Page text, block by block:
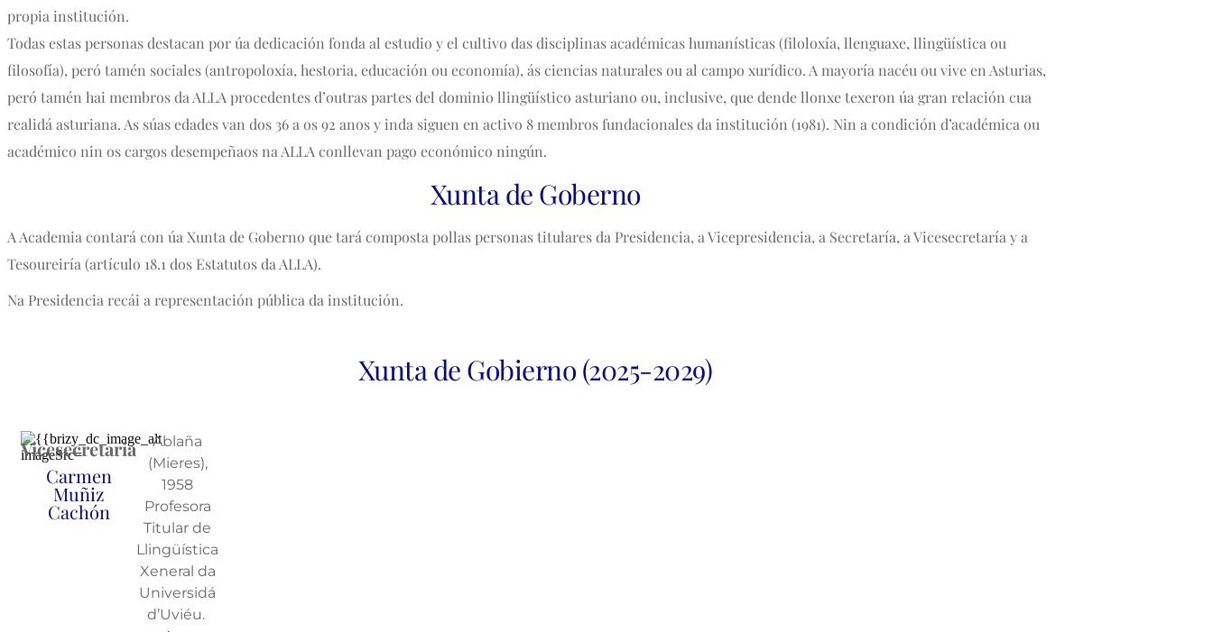
propia institución.
Todas estas personas destacan por úa dedicación fonda al estudio y el cultivo das disciplinas académicas humanísticas (filoloxía, llenguaxe, llingüística ou
filosofía), peró tamén sociales (antropoloxía, hestoria, educación ou economía), ás ciencias naturales ou al campo xurídico. A mayoría nacéu ou vive en Asturias,
peró tamén hai membros da ALLA procedentes d’outras partes del dominio llingüístico asturiano ou, inclusive, que dende llonxe texeron úa gran relación cua
realidá asturiana. As súas edades van dos 36 a os 92 anos y inda siguen en activo 8 membros fundacionales da institución (1981). Nin a condición d’académica ou
académico nin os cargos desempeñaos na ALLA conllevan pago económico ningún.
Xunta de Goberno
A Academia contará con úa Xunta de Goberno que tará composta pollas personas titulares da Presidencia, a Vicepresidencia, a Secretaría, a Vicesecretaría y a
Tesoureiría (artículo 18.1 dos Estatutos da ALLA).
Na Presidencia recái a representación pública da institución.
Xunta de Gobierno (2025-2029)
Vicesecretaria
Carmen
Muñiz
Cachón
Ablaña
(Mieres),
1958
Profesora
Titular de
Llingüística
Xeneral da
Universidá
d’Uviéu.